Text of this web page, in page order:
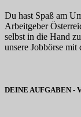
Du hast Spaß am
Arbeitgeber
selbst in die Hand
unsere Jobbörse
DEINE AUFGABEN -